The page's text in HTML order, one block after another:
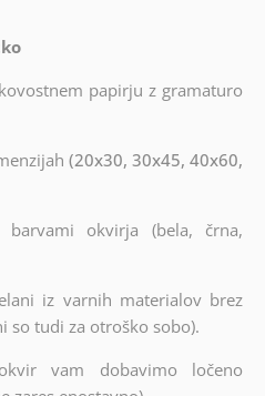
papirju z gramaturo
(20x30, 30x45, 40x60,
okvirja (bela, črna,
iz varnih materialov brez
so tudi za otroško sobo).
vam dobavimo ločeno